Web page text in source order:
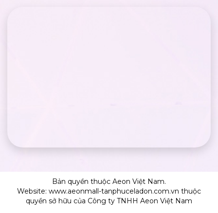
Bản quyền thuộc Aeon Việt Nam.
Website: www.aeonmall-tanphuceladon.com.vn thuộc
quyền sở hữu của Công ty TNHH Aeon Việt Nam